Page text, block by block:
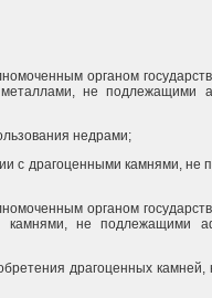
органом
не подлежащими
недрами;
с драгоценными камнями,
органом
камнями, не подлежащими
драгоценных